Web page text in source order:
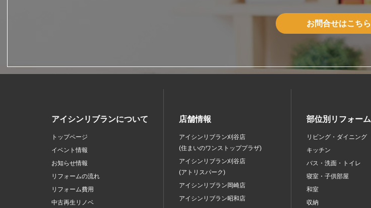
お問合せはこちら
アイシンリブランについて
トップページ
イベント情報
お知らせ情報
リフォームの流れ
リフォーム費用
中古再生リノベ
店舗情報
アイシンリブラン刈谷店
(住まいのワンストッププラザ)
アイシンリブラン刈谷店
(アトリスパーク)
アイシンリブラン岡崎店
アイシンリブラン昭和店
部位別リフォーム
リビング・ダイニング
キッチン
バス・洗面・トイレ
寝室・子供部屋
和室
収納